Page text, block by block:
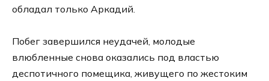
обладал только Аркадий.
Побег завершился неудачей, молодые
влюбленные снова оказались под властью
деспотичного помещика, живущего по жестоким